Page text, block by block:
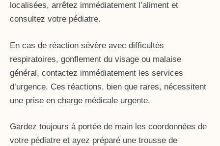
localisées, arrêtez immédiatement l’aliment et
consultez votre pédiatre.
En cas de réaction sévère avec difficultés
respiratoires, gonflement du visage ou malaise
général, contactez immédiatement les services
d’urgence. Ces réactions, bien que rares, nécessitent
une prise en charge médicale urgente.
Gardez toujours à portée de main les coordonnées de
votre pédiatre et ayez préparé une trousse de